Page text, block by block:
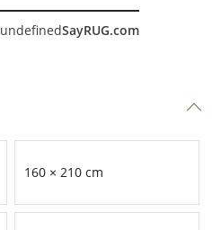
undefinedSayRUG.com
160 × 210 cm